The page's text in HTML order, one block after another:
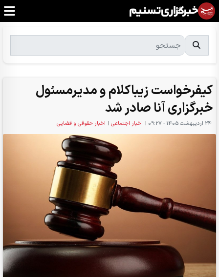
کیفرخواست زیباکلام و مدیرمسئول
خبرگزاری آنا صادر شد
24 ارديبهشت 1405 - 09:27 | اخبار اجتماعی | اخبار حقوقی و قضایی